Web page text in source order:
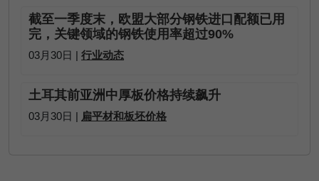
截至一季度末，欧盟大部分钢铁进口配额已用
完，关键领域的钢铁使用率超过90%
03月30日 | 行业动态
土耳其前亚洲中厚板价格持续飙升
03月30日 | 扁平材和板坯价格